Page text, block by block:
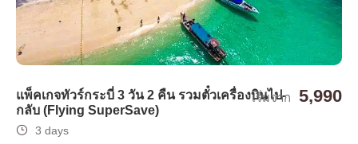
แพ็คเกจทัวร์กระบี่ 3 วัน 2 คืน รวมตั๋วเครื่องบินไป-
กลับ (Flying SuperSave)
เริ่มจาก 5,990
3 days